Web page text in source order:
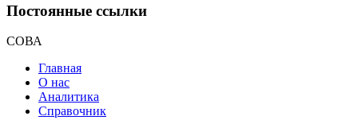
Постоянные ссылки
СОВА
Главная
О нас
Аналитика
Справочник